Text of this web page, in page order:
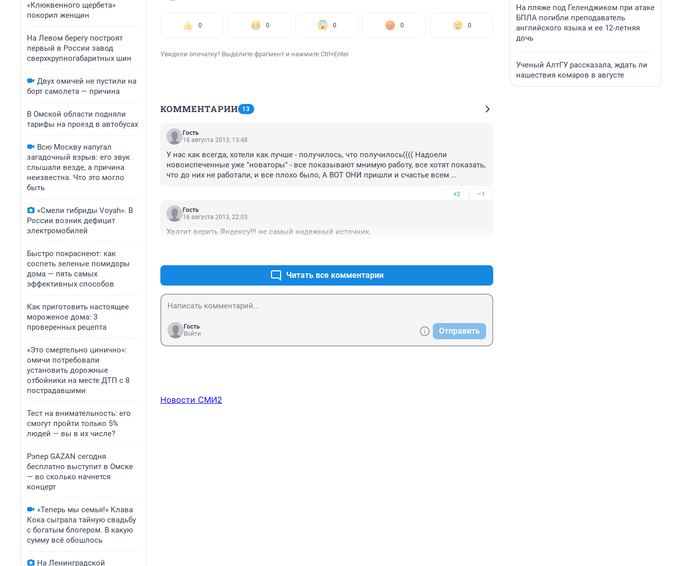
«Клюквенного щербета»
покорил женщин
На Левом берегу построят
первый в России завод
сверхкрупногабаритных шин
Двух омичей не пустили на
борт самолета — причина
В Омской области подняли
тарифы на проезд в автобусах
Всю Москву напугал
загадочный взрыв: его звук
слышали везде, а причина
неизвестна. Что это могло
быть
«Смели гибриды Voyah». В
России возник дефицит
электромобилей
Быстро покраснеют: как
соспеть зеленые помидоры
дома — пять самых
эффективных способов
Как приготовить настоящее
мороженое дома: 3
проверенных рецепта
«Это смертельно цинично»:
омичи потребовали
установить дорожные
отбойники на месте ДТП с 8
пострадавшими
Тест на внимательность: его
смогут пройти только 5%
людей — вы в их числе?
Рэпер GAZAN сегодня
бесплатно выступит в Омске
— во сколько начнется
концерт
«Теперь мы семья!» Клава
Кока сыграла тайную свадьбу
с богатым блогером. В какую
сумму всё обошлось
На Ленинградской
0 0 0 0 0
Увидели опечатку? Выделите фрагмент и нажмите Ctrl+Enter
КОММЕНТАРИИ 13
Гость
18 августа 2013, 13:48
У нас как всегда, хотели как лучше - получилось, что получилось(((( Надоели
новоиспеченные уже "новаторы" - все показывают мнимую работу, все хотят показать,
что до них не работали, и все плохо было, А ВОТ ОНИ пришли и счастье всем
+2 –1
Гость
16 августа 2013, 22:03
Хватит верить Яндексу!!! не самый надежный источник.
Читать все комментарии
Гость
Войти
Отправить
Новости СМИ2
На пляже под Геленджиком при атаке
БПЛА погибли преподаватель
английского языка и ее 12-летняя
дочь
Ученый АлтГУ рассказала, ждать ли
нашествия комаров в августе